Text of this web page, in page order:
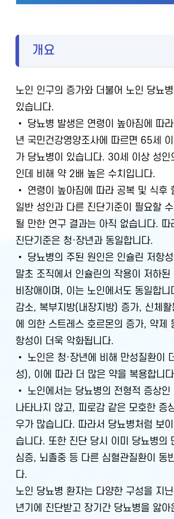
개요
노인 인구의 증가와 더불어 노인 당뇨
있습니다.
• 당뇨병 발생은 연령이 높아짐에 따
년 국민건강영양조사에 따르면 65세
가 당뇨병이 있습니다. 30세 이상 성
인데 비해 약 2배 높은 수치입니다.
• 연령이 높아짐에 따라 공복 및 식후
일반 성인과 다른 진단기준이 필요할
될 만한 연구 결과는 아직 없습니다. 따
진단기준은 청·장년과 동일합니다.
• 당뇨병의 주된 원인은 인슐린 저항
말초 조직에서 인슐린의 작용이 저하
비장애이며, 이는 노인에서도 동일합
감소, 복부지방(내장지방) 증가, 신체
에 의한 스트레스 호르몬의 증가, 약제
항성이 더욱 악화됩니다.
• 노인은 청·장년에 비해 만성질환이
성), 이에 따라 더 많은 약을 복용합니
• 노인에서는 당뇨병의 전형적 증상인
나타나지 않고, 피로감 같은 모호한 증
우가 많습니다. 따라서 당뇨병처럼 보
습니다. 또한 진단 당시 이미 당뇨병의
심증, 뇌졸중 등 다른 심혈관질환이 동
다.
노인 당뇨병 환자는 다양한 구성을 지
년기에 진단받고 장기간 당뇨병을 앓